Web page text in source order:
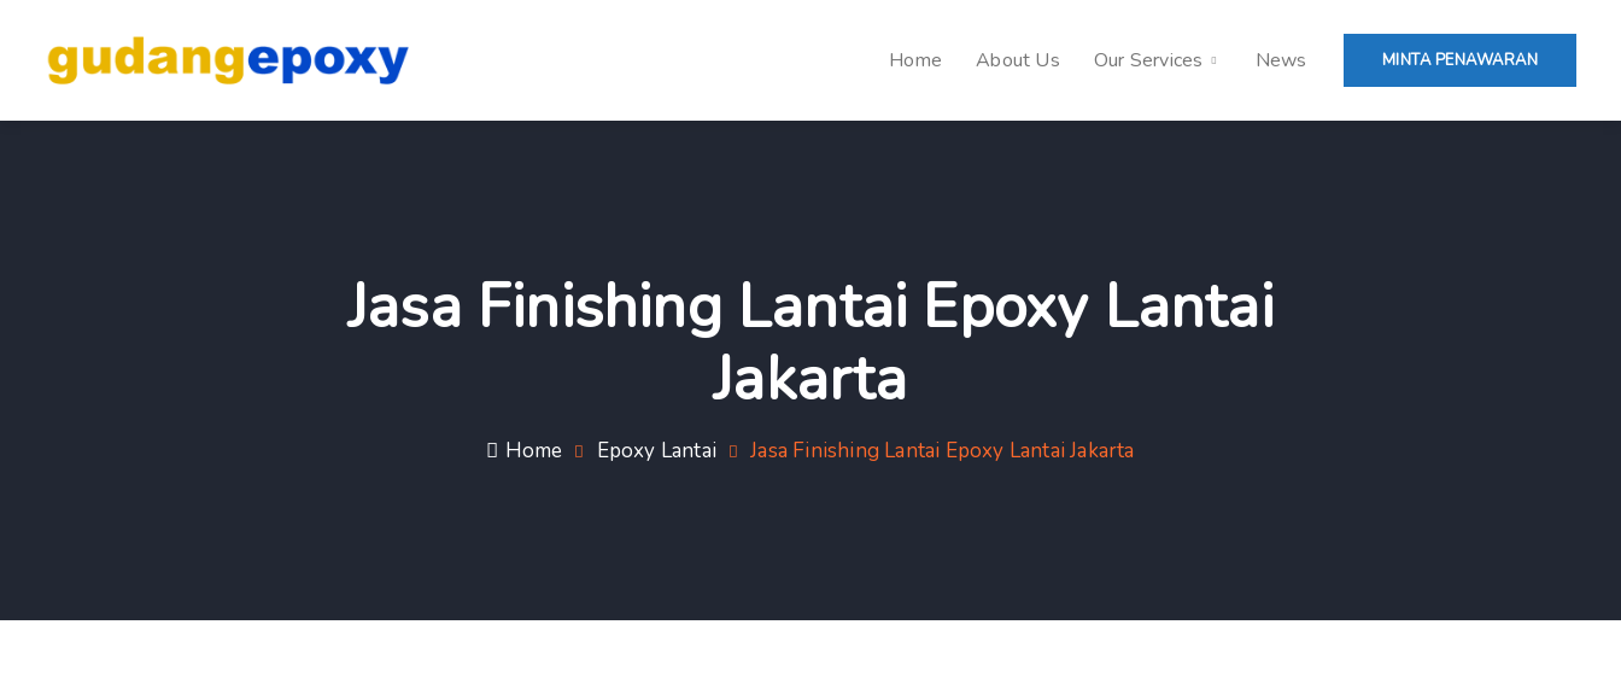
Home About Us Our Services News MINTA PENAWARAN
Jasa Finishing Lantai Epoxy Lantai
Jakarta
Home Epoxy Lantai Jasa Finishing Lantai Epoxy Lantai Jakarta